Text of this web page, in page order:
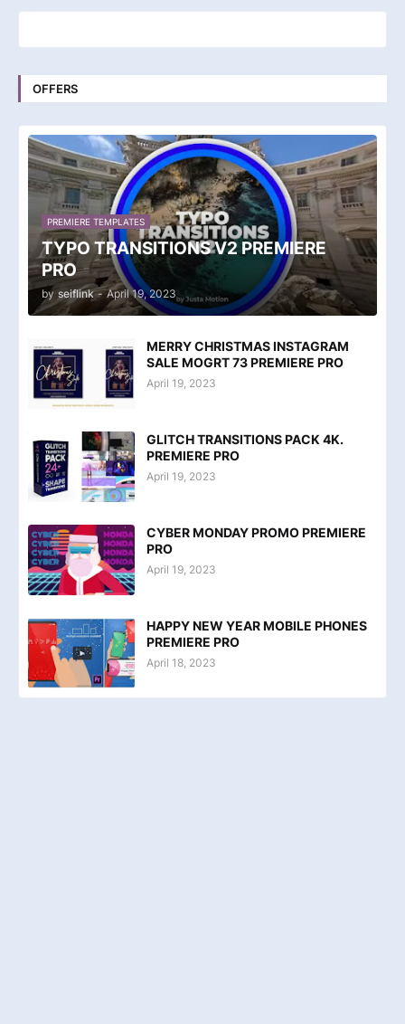
OFFERS
PREMIERE TEMPLATES
TYPO TRANSITIONS V2 PREMIERE
PRO
by seiflink - April 19, 2023
MERRY CHRISTMAS INSTAGRAM
SALE MOGRT 73 PREMIERE PRO
April 19, 2023
GLITCH TRANSITIONS PACK 4K.
PREMIERE PRO
April 19, 2023
CYBER MONDAY PROMO PREMIERE
PRO
April 19, 2023
HAPPY NEW YEAR MOBILE PHONES
PREMIERE PRO
April 18, 2023